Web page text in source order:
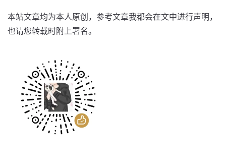
本站文章均为本人原创，参考文章我都会在文中进行声明，
也请您转载时附上署名。